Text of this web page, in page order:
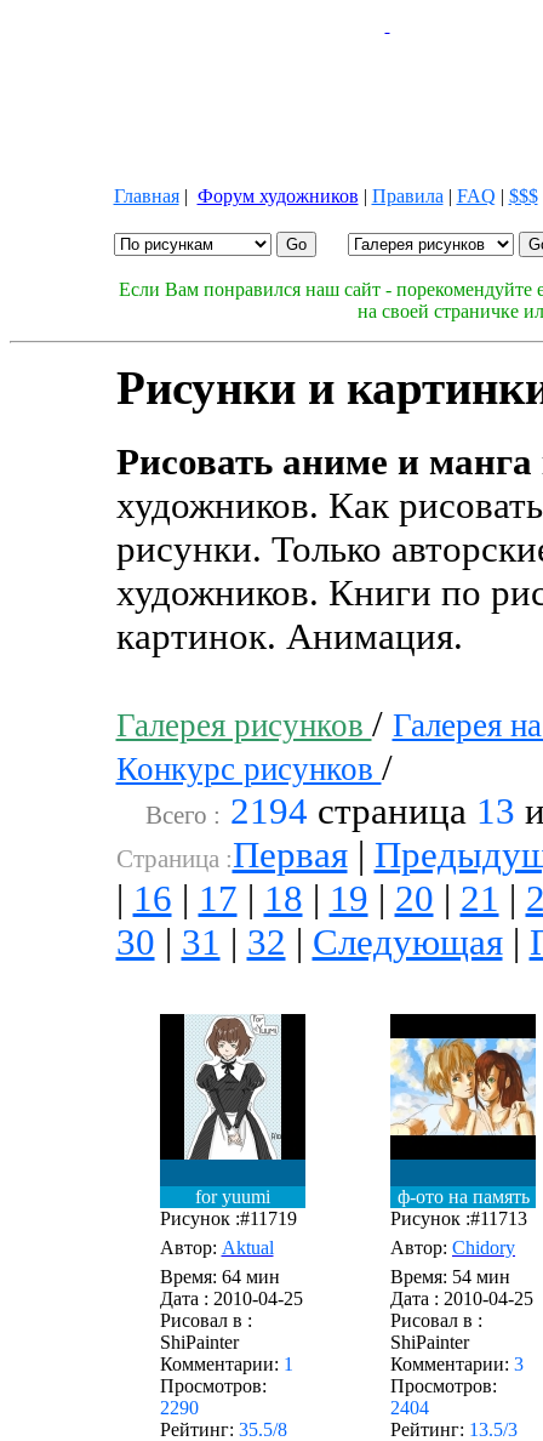
Главная| Форум художников | Правила | FAQ | $$$
Если Вам понравился наш сайт - порекомендуйте
на своей страничке
Рисунки и
Рисовать аниме и
художников. Как
рисунки. Только
художников. Книги по
картинок. Анимация.
Галерея рисунков / Галерея
Конкурс рисунков /
Всего : 2194 страница 13
Cтраница :Первая|
| 16 | 17 | 18 | 19 | 20 | 21 |
30 | 31 | 32 | Следующая|
for yuumi
Рисунок :#11719
Автор: Aktual
Время: 64 мин
Дата : 2010-04-25
Рисовал в :
ShiPainter
Комментарии: 1
Просмотров:
2290
Рейтинг: 35.5/8
ф-ото на память
Рисунок :#11713
Автор: Chidory
Время: 54 мин
Дата : 2010-04-25
Рисовал в :
ShiPainter
Комментарии: 3
Просмотров:
2404
Рейтинг: 13.5/3